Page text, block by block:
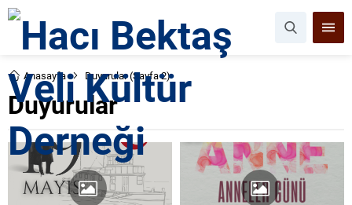
Anasayfa Duyurular(Sayfa 2)
Duyurular